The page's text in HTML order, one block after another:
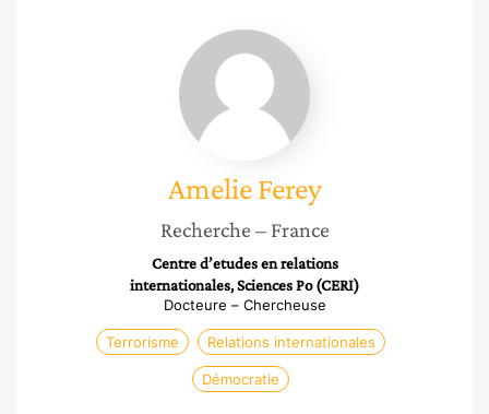
Amelie
Ferey
Amelie Ferey
Recherche – France
Centre d’etudes en relations
internationales, Sciences Po (CERI)
Docteure – Chercheuse
Terrorisme Relations internationales
Démocratie